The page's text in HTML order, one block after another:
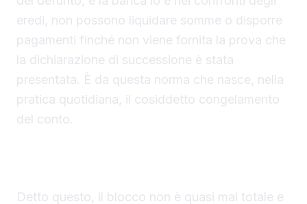
eredi, non possono liquidare somme o disporre
pagamenti finché non viene fornita la prova che
la dichiarazione di successione è stata
presentata. È da questa norma che nasce, nella
pratica quotidiana, il cosiddetto congelamento
del conto.
Detto questo, il blocco non è quasi mai totale e